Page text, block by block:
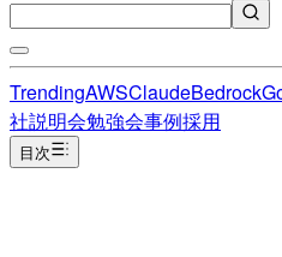
TrendingAWSClaudeBedrock
社説明会勉強会事例採用
目次